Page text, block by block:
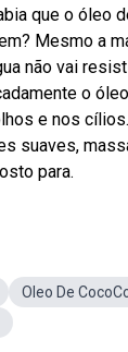
que o óleo
Mesmo a
não vai
o
e nos
suaves,
para.
Oleo De